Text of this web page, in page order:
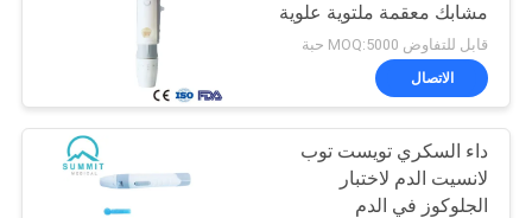
مشابك معقمة ملتوية علوية
قابل للتفاوض MOQ:5000 حبة
الاتصال
داء السكري تويست توب
لانسيت الدم لاختبار
الجلوكوز في الدم